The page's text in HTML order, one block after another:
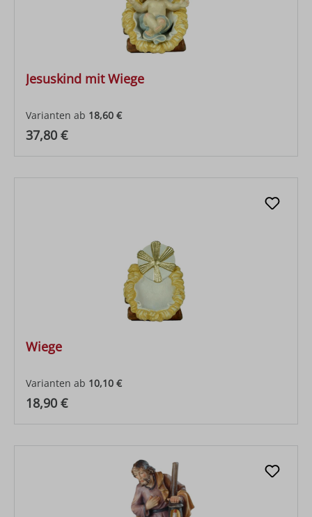
Jesuskind mit Wiege
Varianten ab 18,60 €
Regulärer Preis:
37,80 €
Wiege
Varianten ab 10,10 €
Regulärer Preis:
18,90 €